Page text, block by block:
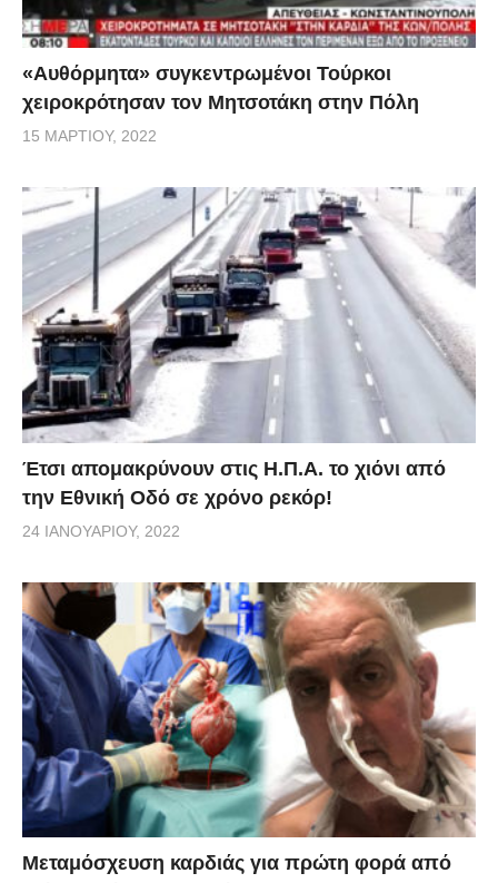
«Αυθόρμητα» συγκεντρωμένοι Τούρκοι
χειροκρότησαν τον Μητσοτάκη στην Πόλη
15 ΜΑΡΤΊΟΥ, 2022
Έτσι απομακρύνουν στις Η.Π.Α. το χιόνι από
την Εθνική Οδό σε χρόνο ρεκόρ!
24 ΙΑΝΟΥΑΡΊΟΥ, 2022
Μεταμόσχευση καρδιάς για πρώτη φορά από